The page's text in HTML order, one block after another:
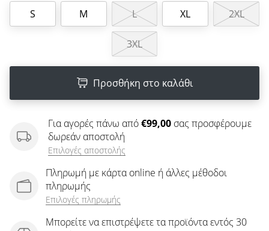
Εμφάνιση
όλων των
S M L XL 2XL
3XL
Προσθήκη στο καλάθι
Για αγορές πάνω από€99,00 σας προσφέρουμε
δωρεάν αποστολή
Επιλογές αποστολής
Πληρωμή με κάρτα online ή άλλες μέθοδοι
πληρωμής
Επιλογές πληρωμής
Μπορείτε να επιστρέψετε τα προϊόντα εντός 30